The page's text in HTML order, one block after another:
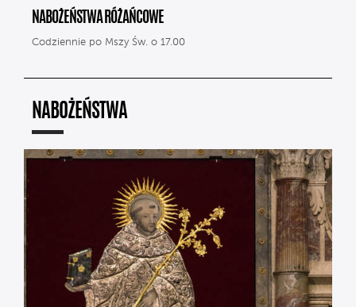
NABOŻEŃSTWA RÓŻAŃCOWE
Codziennie po Mszy Św. o 17.00
NABOŻEŃSTWA